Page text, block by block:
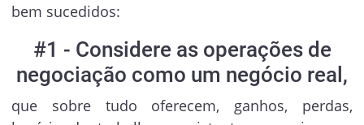
bem sucedidos:
#1 - Considere as operações de
negociação como um negócio real,
que sobre tudo oferecem, ganhos, perdas,